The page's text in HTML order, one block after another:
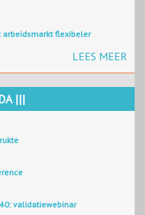
arbeidsmarkt flexibeler
LEES MEER
|||
validatiewebinar